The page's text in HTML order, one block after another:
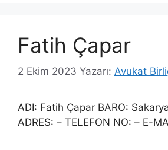
Fatih Çapar
2 Ekim 2023 Yazarı: Avukat
ADI: Fatih Çapar BARO:
ADRES: – TELEFON NO: – E-